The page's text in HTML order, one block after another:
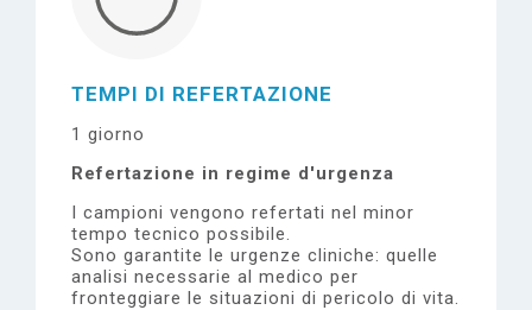
TEMPI DI REFERTAZIONE
1 giorno
Refertazione in regime d'urgenza
I campioni vengono refertati nel minor
tempo tecnico possibile.
Sono garantite le urgenze cliniche: quelle
analisi necessarie al medico per
fronteggiare le situazioni di pericolo di vita.